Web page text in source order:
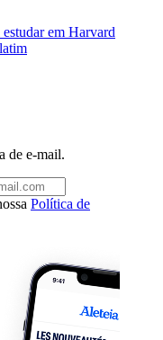
em Harvard
de e-mail.
Política de